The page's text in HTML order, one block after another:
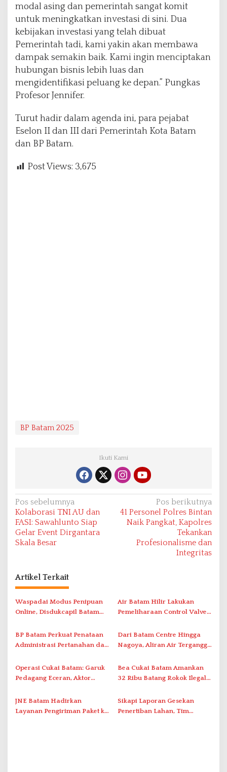
modal asing dan pemerintah sangat komit
untuk meningkatkan investasi di sini. Dua
kebijakan investasi yang telah dibuat
Pemerintah tadi, kami yakin akan membawa
dampak semakin baik. Kami ingin menciptakan
hubungan bisnis lebih luas dan
mengidentifikasi peluang ke depan.” Pungkas
Profesor Jennifer.
Turut hadir dalam agenda ini, para pejabat
Eselon II dan III dari Pemerintah Kota Batam
dan BP Batam.
Post Views: 3,675
BP Batam 2025
Ikuti Kami
N
a
v
i
a
s
i
p
o
s
Pos sebelumnya
Kolaborasi TNI AU dan
FASI: Sawahlunto Siap
Gelar Event Dirgantara
Skala Besar
Pos berikutnya
41 Personel Polres Bintan
Naik Pangkat, Kapolres
Tekankan
Profesionalisme dan
Integritas
Artikel Terkait
Waspadai Modus Penipuan
Online, Disdukcapil Batam
Tatap Muka
Air Batam Hilir Lakukan
Pemeliharaan Control Valve,
BP Batam Perkuat Penataan
Administrasi Pertanahan dan
Dari Batam Centre Hingga
Nagoya, Aliran Air Terganggu
Duriangkang
Operasi Cukai Batam: Garuk
Pedagang Eceran, Aktor
Tersentuh?
Bea Cukai Batam Amankan
32 Ribu Batang Rokok Ilegal
JNE Batam Hadirkan
Layanan Pengiriman Paket ke
Sikapi Laporan Gesekan
Penertiban Lahan, Tim